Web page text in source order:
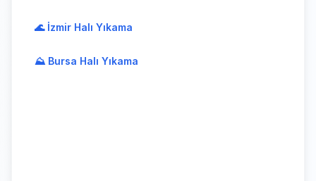
🌊 İzmir Halı Yıkama
⛰️ Bursa Halı Yıkama